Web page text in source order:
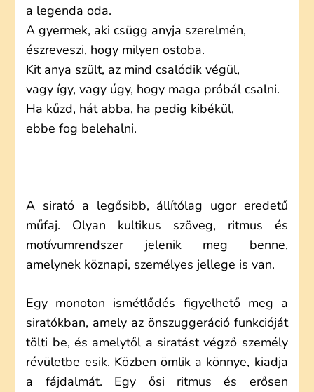
a legenda oda.
A gyermek, aki csügg anyja szerelmén,
észreveszi, hogy milyen ostoba.
Kit anya szült, az mind csalódik végül,
vagy így, vagy úgy, hogy maga próbál csalni.
Ha kűzd, hát abba, ha pedig kibékül,
ebbe fog belehalni.
A sirató a legősibb, állítólag ugor eredetű
műfaj. Olyan kultikus szöveg, ritmus és
motívumrendszer jelenik meg benne,
amelynek köznapi, személyes jellege is van.
Egy monoton ismétlődés figyelhető meg a
siratókban, amely az önszuggeráció funkcióját
tölti be, és amelytől a siratást végző személy
révületbe esik. Közben ömlik a könnye, kiadja
a fájdalmát. Egy ősi ritmus és erősen